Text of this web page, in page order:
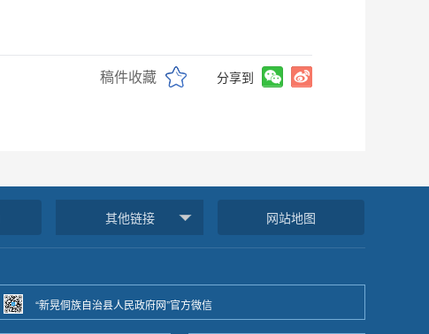
稿件收藏 分享到
其他链接 网站地图
“新晃侗族自治县人民政府网”官方微信